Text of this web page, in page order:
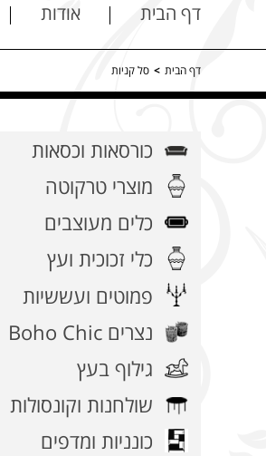
דף הבית אודות
דף הבית > סל קניות
כורסאות וכסאות
מוצרי טרקוטה
כלים מעוצבים
כלי זכוכית ועץ
פמוטים ועששיות
נצרים Boho Chic
גילוף בעץ
שולחנות וקונסולות
כונניות ומדפים